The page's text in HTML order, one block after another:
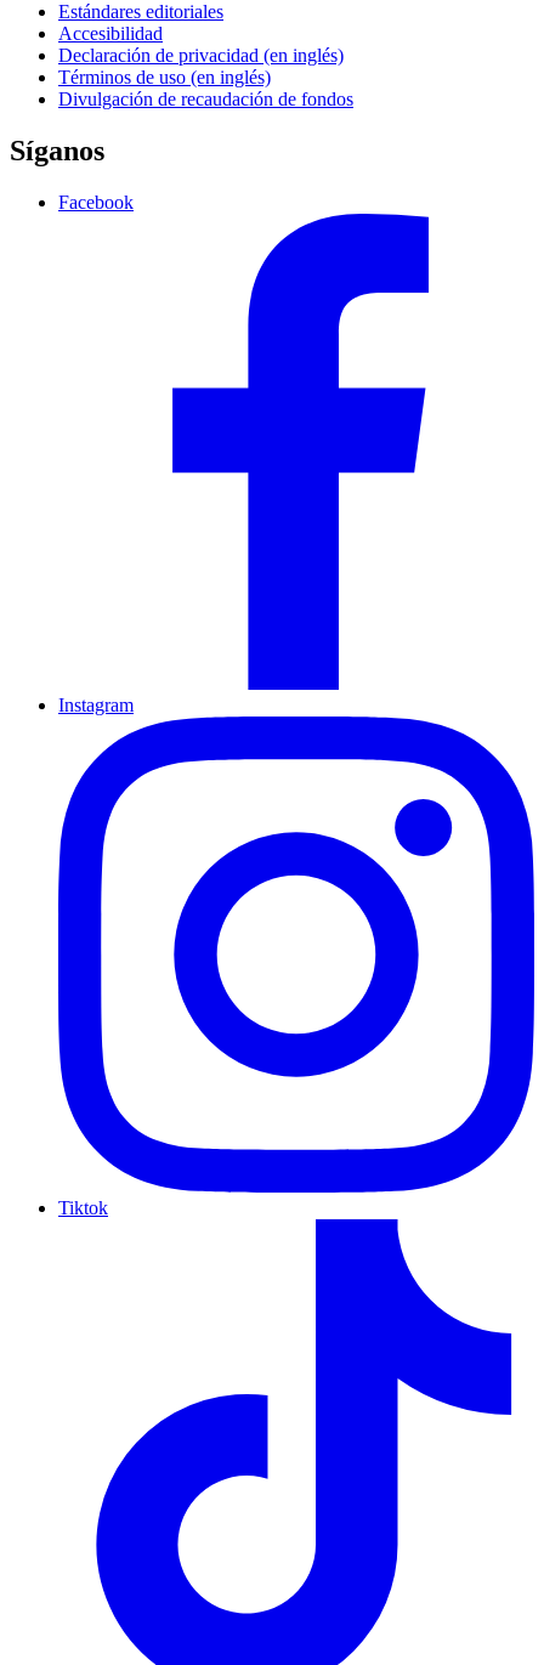
Estándares editoriales
Accesibilidad
Declaración de privacidad (en inglés)
Términos de uso (en inglés)
Divulgación de recaudación de fondos
Síganos
Facebook
Instagram
Tiktok